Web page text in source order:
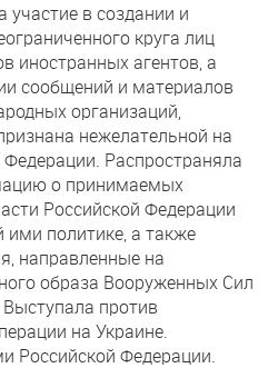
участие в создании и
круга лиц
иностранных агентов, а
сообщений и материалов
организаций,
нежелательной на
Распространяла
о принимаемых
Российской Федерации
политике, а также
направленные на
образа Вооруженных Сил
против
на Украине.
Российской Федерации.